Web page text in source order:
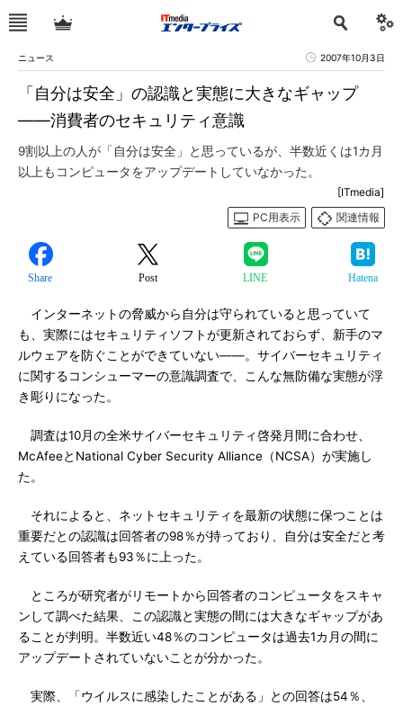
ニュース 2007年10月3日
「自分は安全」の認識と実態に大きなギャップ
――消費者のセキュリティ意識
9割以上の人が「自分は安全」と思っているが、半数近くは1カ月
以上もコンピュータをアップデートしていなかった。
[ITmedia]
PC用表示
関連情報
Share Post LINE Hatena
インターネットの脅威から自分は守られていると思っていて
も、実際にはセキュリティソフトが更新されておらず、新手のマ
ルウェアを防ぐことができていない――。サイバーセキュリティ
に関するコンシューマーの意識調査で、こんな無防備な実態が浮
き彫りになった。
調査は10月の全米サイバーセキュリティ啓発月間に合わせ、
McAfeeとNational Cyber Security Alliance（NCSA）が実施し
た。
それによると、ネットセキュリティを最新の状態に保つことは
重要だとの認識は回答者の98％が持っており、自分は安全だと考
えている回答者も93％に上った。
ところが研究者がリモートから回答者のコンピュータをスキャ
ンして調べた結果、この認識と実態の間には大きなギャップがあ
ることが判明。半数近い48％のコンピュータは過去1カ月の間に
アップデートされていないことが分かった。
実際、「ウイルスに感染したことがある」との回答は54％、